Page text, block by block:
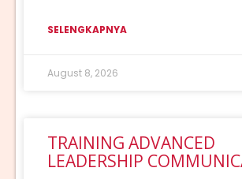
SELENGKAPNYA
August 8, 2026
TRAINING ADVANCED
LEADERSHIP